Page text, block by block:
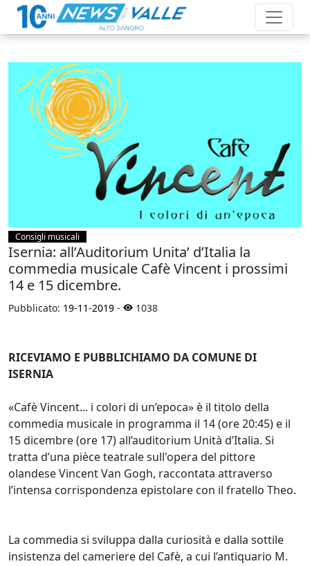
Consigli musicali
Isernia: all’Auditorium Unita’ d’Italia la
commedia musicale Cafè Vincent i prossimi
14 e 15 dicembre.
Pubblicato: 19-11-2019 - 1038
RICEVIAMO E PUBBLICHIAMO DA COMUNE DI
ISERNIA
«Cafè Vincent... i colori di un’epoca» è il titolo della
commedia musicale in programma il 14 (ore 20:45) e il
15 dicembre (ore 17) all’auditorium Unità d’Italia. Si
tratta d’una pièce teatrale sull'opera del pittore
olandese Vincent Van Gogh, raccontata attraverso
l’intensa corrispondenza epistolare con il fratello Theo.
La commedia si sviluppa dalla curiosità e dalla sottile
insistenza del cameriere del Cafè, a cui l’antiquario M.